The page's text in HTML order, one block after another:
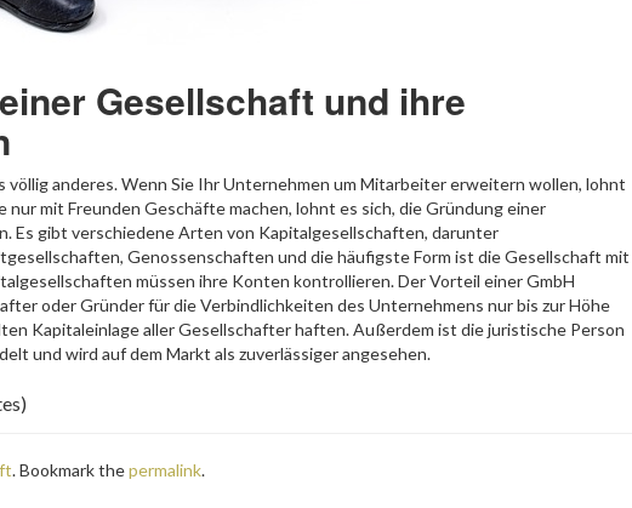
Gesellschaft und ihre
anderes. Wenn Sie Ihr Unternehmen um Mitarbeiter erweitern wollen, lohnt
nur mit Freunden Geschäfte machen, lohnt es sich, die Gründung einer
Es gibt verschiedene Arten von Kapitalgesellschaften, darunter
Genossenschaften und die häufigste Form ist die Gesellschaft mit
müssen ihre Konten kontrollieren. Der Vorteil einer GmbH
oder Gründer für die Verbindlichkeiten des Unternehmens nur bis zur Höhe
Kapitaleinlage aller Gesellschafter haften. Außerdem ist die juristische Person
und wird auf dem Markt als zuverlässiger angesehen.
. Bookmark thepermalink.